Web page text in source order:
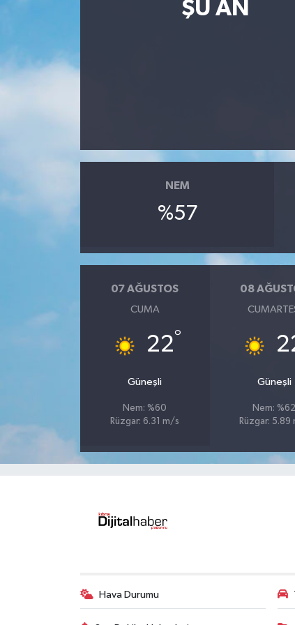
ŞU AN
NEM
%57
07 AĞUSTOS
CUMA
22°
Güneşli
Nem: %60
Rüzgar: 6.31 m/s
08
Güneşli
Nem: %62
Rüzgar: 5.89
Hava Durumu